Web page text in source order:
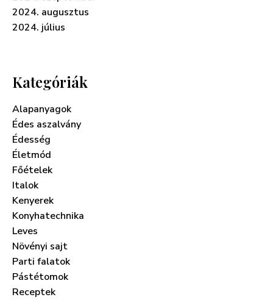
2024. augusztus
2024. július
Kategóriák
Alapanyagok
Édes aszalvány
Édesség
Életmód
Főételek
Italok
Kenyerek
Konyhatechnika
Leves
Növényi sajt
Parti falatok
Pástétomok
Receptek